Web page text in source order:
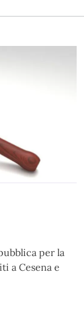
per la
a Cesena e